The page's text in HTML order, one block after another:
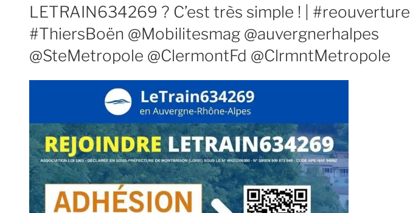
LETRAIN634269 ? C’est très simple ! | #reouverture
#ThiersBoën @Mobilitesmag @auvergnerhalpes
@SteMetropole @ClermontFd @ClrmntMetropole